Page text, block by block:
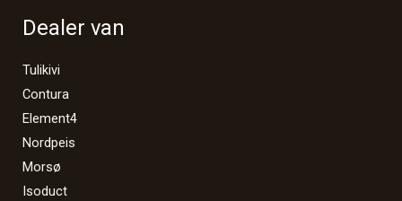
Dealer van
Tulikivi
Contura
Element4
Nordpeis
Morsø
Isoduct